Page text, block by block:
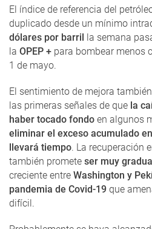
El índice de referencia del
duplicado desde un mínimo
dólares por barril la semana
la OPEP + para bombear menos
1 de mayo.
El sentimiento de mejora
las primeras señales de que la
haber tocado fondo en algunos
eliminar el exceso acumulado
llevará tiempo. La recuperación
también promete ser muy
creciente entre Washington y
pandemia de Covid-19 que
difícil.